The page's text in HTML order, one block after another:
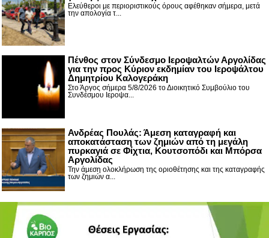
Ελεύθεροι με περιοριστικούς όρους αφέθηκαν σήμερα, μετά
την απολογία τ...
Πένθος στον Σύνδεσμο Ιεροψαλτών Αργολίδας
για την προς Κύριον εκδημίαν του Ιεροψάλτου
Δημητρίου Καλογεράκη
Στο Άργος σήμερα 5/8/2026 το Διοικητικό Συμβούλιο του
Συνδέσμου Ιεροψα...
Ανδρέας Πουλάς: Άμεση καταγραφή και
αποκατάσταση των ζημιών από τη μεγάλη
πυρκαγιά σε Φίχτια, Κουτσοπόδι και Μπόρσα
Αργολίδας
Την άμεση ολοκλήρωση της οριοθέτησης και της καταγραφής
των ζημιών α...